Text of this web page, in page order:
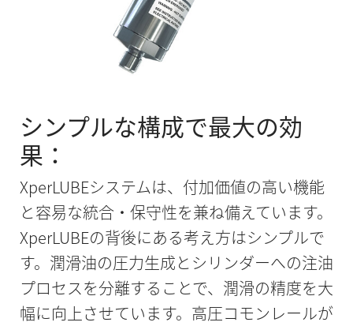
シンプルな構成で最大の効
果：
XperLUBEシステムは、付加価値の高い機能
と容易な統合・保守性を兼ね備えています。
XperLUBEの背後にある考え方はシンプルで
す。潤滑油の圧力生成とシリンダーへの注油
プロセスを分離することで、潤滑の精度を大
幅に向上させています。高圧コモンレールが